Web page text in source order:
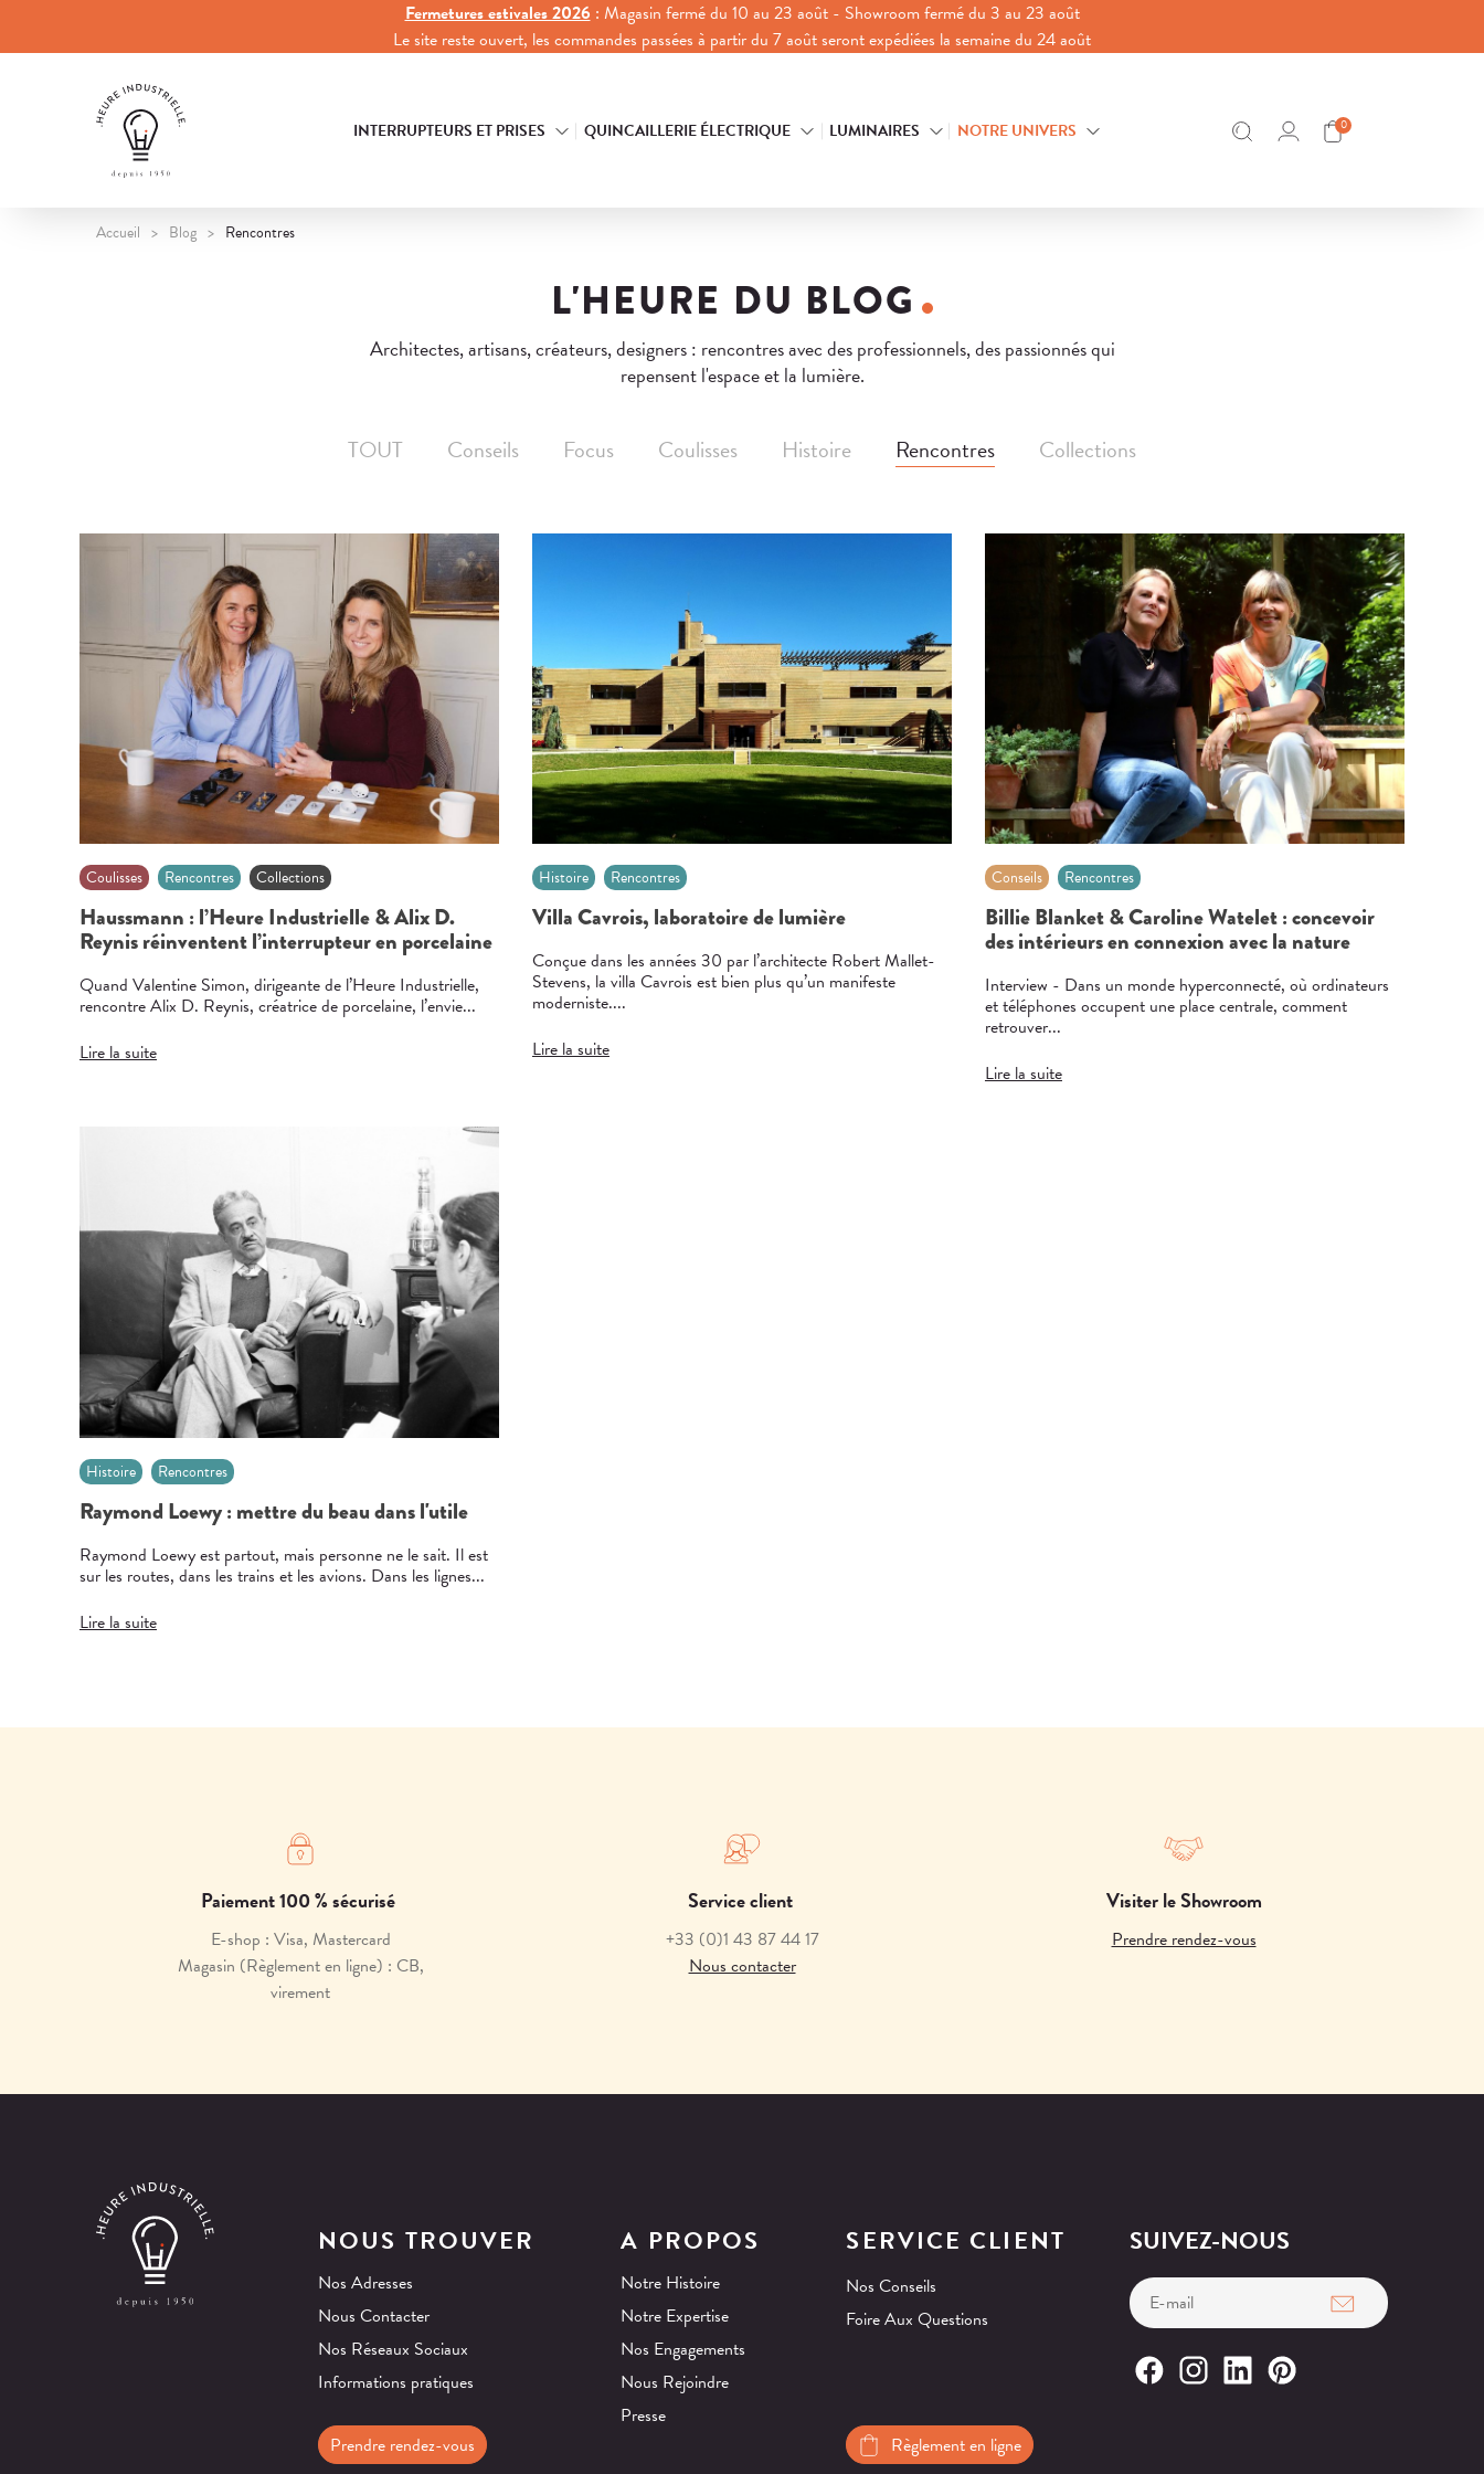
Fermetures estivales 2026: Magasin fermé du 10 au 23 août - Showroom fermé du 3 au 23 août
Le site reste ouvert, les commandes passées à partir du 7 août seront expédiées la semaine du 24 août
INTERRUPTEURS ET PRISES QUINCAILLERIE ÉLECTRIQUE LUMINAIRES NOTRE UNIVERS 0
Accueil Blog Rencontres
L'HEURE DU BLOG
Architectes, artisans, créateurs, designers : rencontres avec des professionnels, des passionnés qui
repensent l'espace et la lumière.
TOUT Conseils Focus Coulisses Histoire Rencontres Collections
Coulisses Rencontres Collections
Haussmann : l’Heure Industrielle & Alix D.
Reynis réinventent l’interrupteur en porcelaine
Quand Valentine Simon, dirigeante de l’Heure Industrielle,
rencontre Alix D. Reynis, créatrice de porcelaine, l’envie...
Lire la suite
Histoire Rencontres
Villa Cavrois, laboratoire de lumière
Conçue dans les années 30 par l’architecte Robert Mallet-
Stevens, la villa Cavrois est bien plus qu’un manifeste
moderniste....
Lire la suite
Conseils Rencontres
Billie Blanket & Caroline Watelet : concevoir
des intérieurs en connexion avec la nature
Interview - Dans un monde hyperconnecté, où ordinateurs
et téléphones occupent une place centrale, comment
retrouver...
Lire la suite
Histoire Rencontres
Raymond Loewy : mettre du beau dans l'utile
Raymond Loewy est partout, mais personne ne le sait. Il est
sur les routes, dans les trains et les avions. Dans les lignes...
Lire la suite
Paiement 100 % sécurisé
E-shop : Visa, Mastercard
Magasin (Règlement en ligne) : CB,
virement
Service client
+33 (0)1 43 87 44 17
Nous contacter
Visiter le Showroom
Prendre rendez-vous
NOUS TROUVER
Nos Adresses
Nous Contacter
Nos Réseaux Sociaux
Informations pratiques
Prendre rendez-vous
A PROPOS
Notre Histoire
Notre Expertise
Nos Engagements
Nous Rejoindre
Presse
SERVICE CLIENT
Nos Conseils
Foire Aux Questions
Règlement en ligne
SUIVEZ-NOUS